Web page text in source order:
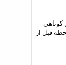
کوتاهی
قبل از